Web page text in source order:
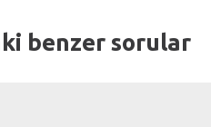
benzer sorular